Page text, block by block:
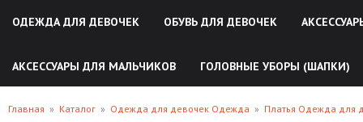
ОДЕЖДА ДЛЯ ДЕВОЧЕК ОБУВЬ ДЛЯ ДЕВОЧЕК
АКСЕССУАРЫ ДЛЯ МАЛЬЧИКОВ ГОЛОВНЫЕ УБОРЫ (ШАПКИ)
Главная » Каталог » Одежда для девочек Одежда » Платья Одежда для